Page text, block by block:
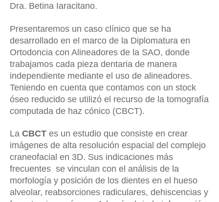
Dra. Betina Iaracitano.
Presentaremos un caso clínico que se ha
desarrollado en el marco de la Diplomatura en
Ortodoncia con Alineadores de la SAO, donde
trabajamos cada pieza dentaria de manera
independiente mediante el uso de alineadores.
Teniendo en cuenta que contamos con un stock
óseo reducido se utilizó el recurso de la tomografía
computada de haz cónico (CBCT).
La CBCT es un estudio que consiste en crear
imágenes de alta resolución espacial del complejo
craneofacial en 3D. Sus indicaciones más
frecuentes se vinculan con el análisis de la
morfología y posición de los dientes en el hueso
alveolar, reabsorciones radiculares, dehiscencias y